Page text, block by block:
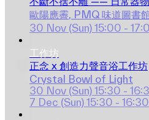
歐陽應霽 PMQ 味道圖書
30 Nov (Sun) 15:00 -
工作坊
正念 x 創造力聲音浴工作坊
Crystal Bowl of Light
30 Nov (Sun) 15:30 -
7 Dec (Sun) 15:30 - 16:30